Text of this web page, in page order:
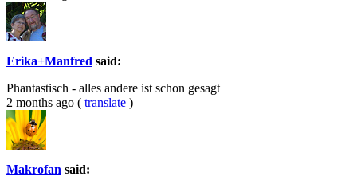
Erika+Manfred said:
Phantastisch - alles andere ist schon gesagt
2 months ago ( translate )
Makrofan said: